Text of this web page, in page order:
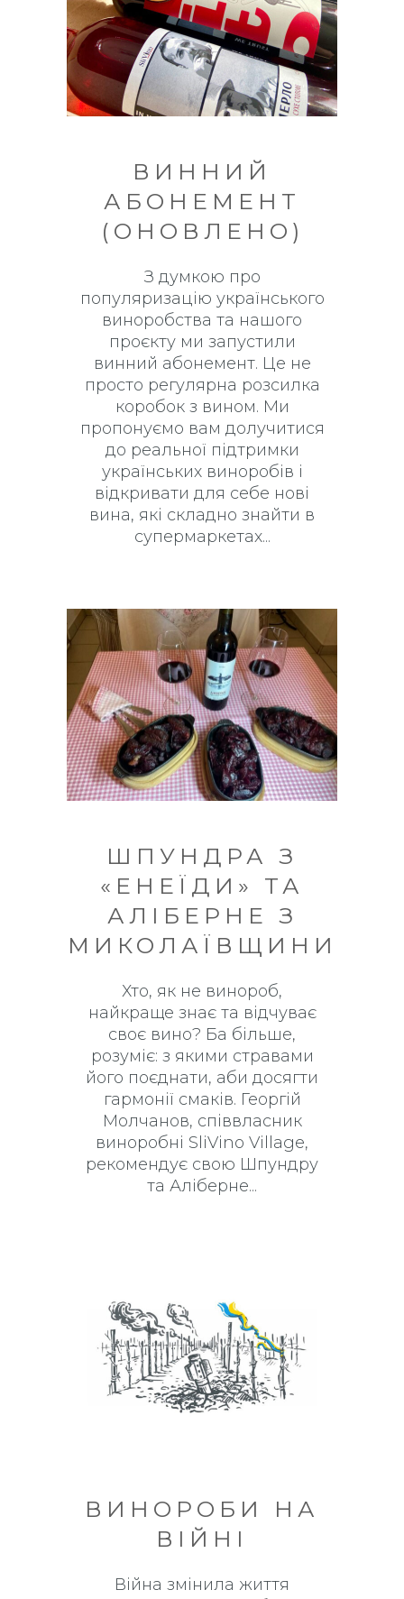
ВИННИЙ
АБОНЕМЕНТ
(ОНОВЛЕНО)
З думкою про
популяризацію українського
виноробства та нашого
проєкту ми запустили
винний абонемент. Це не
просто регулярна розсилка
коробок з вином. Ми
пропонуємо вам долучитися
до реальної підтримки
українських виноробів і
відкривати для себе нові
вина, які складно знайти в
супермаркетах
ШПУНДРА З
«ЕНЕЇДИ» ТА
АЛІБЕРНЕ З
МИКОЛАЇВЩИНИ
Хто, як не винороб,
найкраще знає та відчуває
своє вино? Ба більше,
розуміє: з якими стравами
його поєднати, аби досягти
гармонії смаків. Георгій
Молчанов, співвласник
виноробні SliVino Village,
рекомендує свою Шпундру
та Аліберне
ВИНОРОБИ НА
ВІЙНІ
Війна змінила життя